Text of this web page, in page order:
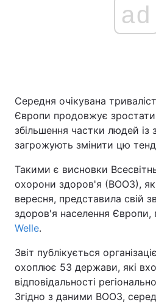
ad
Середня очікувана
Європи продовжує
збільшення частки людей із
загрожують змінити цю
Такими є висновки
охорони здоров'я (ВООЗ),
вересня, представила свій
здоров'я населення Європи,
Welle.
Звіт публікується
охоплює 53 держави, які
відповідальності
Згідно з даними ВООЗ,